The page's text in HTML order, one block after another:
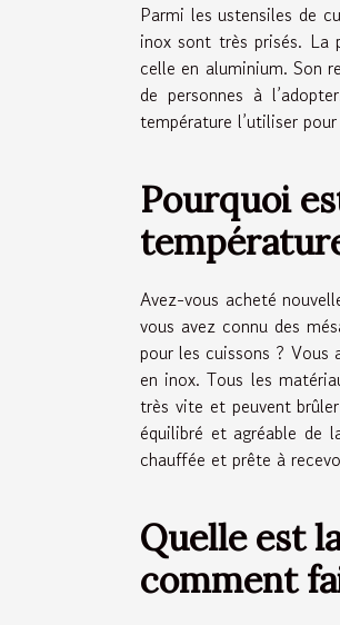
Parmi les ustensiles de
inox sont très prisés. La
celle en aluminium. Son
de personnes à
température l’utiliser
Pourquoi
Avez-vous acheté
vous avez connu des
pour les cuissons ? Vous
en inox. Tous les
très vite et peuvent
équilibré et agréable de
chauffée et prête à
Quelle est
comment